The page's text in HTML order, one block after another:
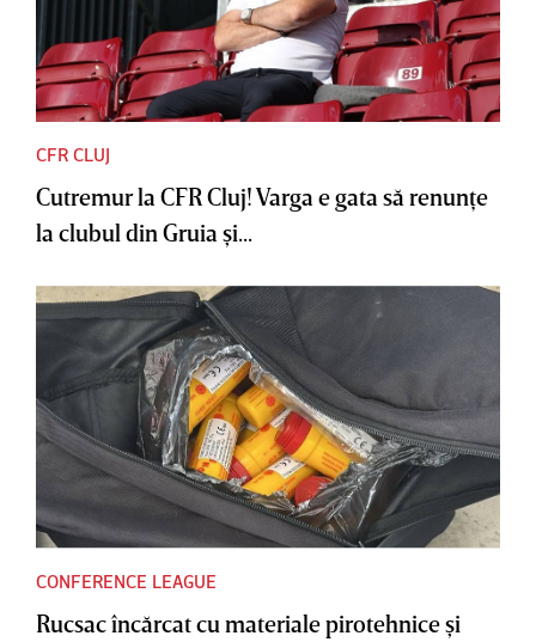
CFR CLUJ
Cutremur la CFR Cluj! Varga e gata să renunţe
la clubul din Gruia şi...
CONFERENCE LEAGUE
Rucsac încărcat cu materiale pirotehnice şi